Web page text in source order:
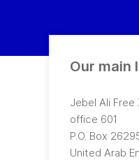
Our main
Jebel Ali Free
office 601
P.O. Box
United Arab